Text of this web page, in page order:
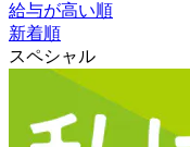
給与が高い順
新着順
スペシャル